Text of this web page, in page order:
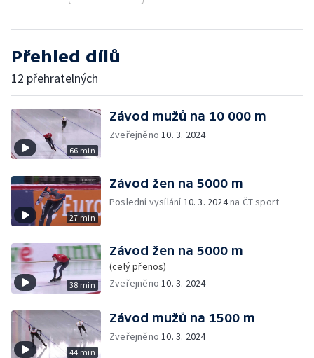
Přehled dílů
12 přehratelných
66 min
Závod mužů na 10 000 m
Zveřejněno10. 3. 2024
27 min
Závod žen na 5000 m
Poslední vysílání10. 3. 2024na ČT sport
38 min
Závod žen na 5000 m
(celý přenos)
Zveřejněno10. 3. 2024
44 min
Závod mužů na 1500 m
Zveřejněno10. 3. 2024